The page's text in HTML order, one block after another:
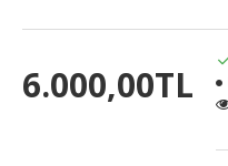
6.000,00TL